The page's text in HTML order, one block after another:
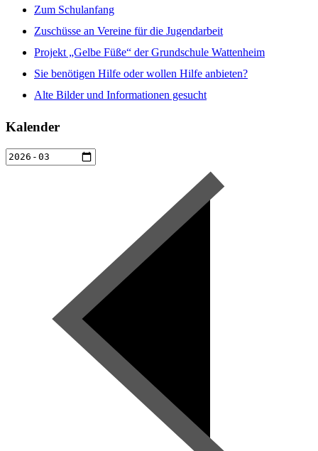
Zum Schulanfang
Zuschüsse an Vereine für die Jugendarbeit
Projekt „Gelbe Füße“ der Grundschule Wattenheim
Sie benötigen Hilfe oder wollen Hilfe anbieten?
Alte Bilder und Informationen gesucht
Kalender